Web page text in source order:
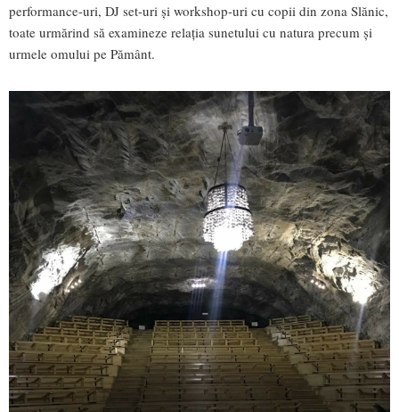
performance-uri, DJ set-uri și workshop-uri cu copii din zona Slănic,
toate urmărind să examineze relația sunetului cu natura precum și
urmele omului pe Pământ.